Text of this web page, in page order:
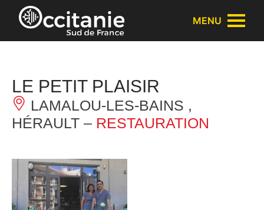
Panneau de gestion des cookies
MENU
LE PETIT PLAISIR
LAMALOU-LES-BAINS ,
HÉRAULT – RESTAURATION